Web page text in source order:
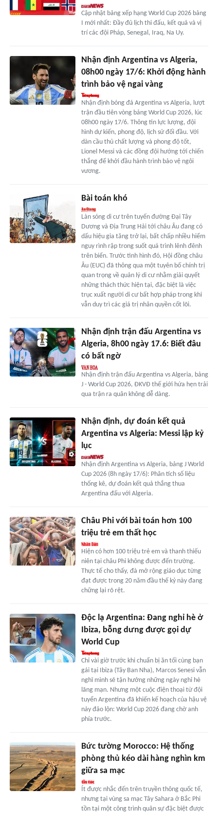
Cập nhật bảng xếp hạng World Cup 2026 bảng
I mới nhất: Đầy đủ lịch thi đấu, kết quả và vị
trí các đội Pháp, Senegal, Iraq, Na Uy.
Nhận định Argentina vs Algeria,
08h00 ngày 17/6: Khởi động hành
trình bảo vệ ngai vàng
Nhận định bóng đá Argentina vs Algeria, lượt
trận đầu tiên vòng bảng World Cup 2026, lúc
08h00 ngày 17/6. Thông tin lực lượng, đội
hình dự kiến, phong độ, lịch sử đối đầu. Với
dàn cầu thủ chất lượng và phong độ tốt,
Lionel Messi và các đồng đội hướng tới chiến
thắng để khởi đầu hành trình bảo vệ ngôi
vương.
Bài toán khó
Làn sóng di cư trên tuyến đường Đại Tây
Dương và Địa Trung Hải tới châu Âu đang có
dấu hiệu gia tăng trở lại, bất chấp nhiều hiểm
nguy rình rập trong suốt quá trình lênh đênh
trên biển. Trước tình hình đó, Hội đồng châu
Âu (EUC) đã thông qua một tuyên bố chính trị
quan trọng về quản lý di cư nhằm giải quyết
những thách thức hiện tại, đặc biệt là việc
trục xuất người di cư bất hợp pháp trong khi
vẫn duy trì các giá trị nhân quyền cốt lõi.
Nhận định trận đấu Argentina vs
Algeria, 8h00 ngày 17.6: Biết đâu
có bất ngờ
Nhận định trận đấu Argentina vs Algeria, bảng
J - World Cup 2026, ĐKVĐ thế giới hứa hẹn trải
qua trận ra quân không dễ dàng.
Nhận định, dự đoán kết quả
Argentina vs Algeria: Messi lập kỷ
lục
Nhận định Argentina vs Algeria, bảng J World
Cup 2026 (8h ngày 17/6): Phân tích số liệu
thống kê, dự đoán kết quả thắng thua
Argentina đấu với Algeria.
Châu Phi với bài toán hơn 100
triệu trẻ em thất học
Hiện có hơn 100 triệu trẻ em và thanh thiếu
niên tại châu Phi không được đến trường.
Thực tế cho thấy, đà mở rộng giáo dục từng
đạt được trong 20 năm đầu thế kỷ này đang
chững lại rõ rệt.
Độc lạ Argentina: Đang nghỉ hè ở
Ibiza, bỗng dưng được gọi dự
World Cup
Chỉ vài giờ trước khi chuẩn bị ăn tối cùng bạn
gái tại Ibiza (Tây Ban Nha), Marcos Senesi vẫn
nghĩ mình sẽ tận hưởng những ngày nghỉ hè
lãng mạn. Nhưng một cuộc điện thoại từ đội
tuyển Argentina đã khiến kế hoạch của hậu vệ
này đảo lộn: World Cup 2026 đang chờ anh
phía trước.
Bức tường Morocco: Hệ thống
phòng thủ kéo dài hàng nghìn km
giữa sa mạc
Ít được nhắc đến trên truyền thông quốc tế,
nhưng tại vùng sa mạc Tây Sahara ở Bắc Phi
tồn tại một công trình quân sự đặc biệt được